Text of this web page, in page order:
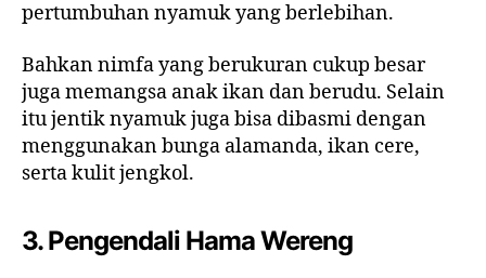
pertumbuhan nyamuk yang berlebihan.
Bahkan nimfa yang berukuran cukup besar
juga memangsa anak ikan dan berudu. Selain
itu jentik nyamuk juga bisa dibasmi dengan
menggunakan bunga alamanda, ikan cere,
serta kulit jengkol.
3.Pengendali Hama Wereng